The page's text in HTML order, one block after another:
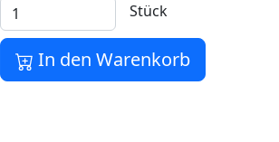
Stück
In den Warenkorb